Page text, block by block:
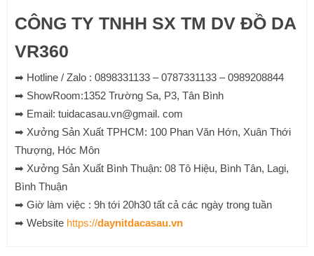
CÔNG TY TNHH SX TM DV ĐỒ DA
VR360
➡ Hotline / Zalo : 0898331133 – 0787331133 – 0989208844
➡ ShowRoom:1352 Trường Sa, P3, Tân Bình
➡ Email: tuidacasau.vn@gmail. com
➡ Xưởng Sản Xuất TPHCM: 100 Phan Văn Hớn, Xuân Thới
Thượng, Hóc Môn
➡ Xưởng Sản Xuất Bình Thuận: 08 Tô Hiệu, Bình Tân, Lagi,
Bình Thuận
➡ Giờ làm việc : 9h tới 20h30 tất cả các ngày trong tuần
➡ Website https://daynitdacasau.vn